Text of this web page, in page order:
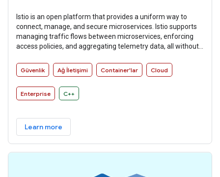
Istio is an open platform that provides a uniform way to
connect, manage, and secure microservices. Istio supports
managing traffic flows between microservices, enforcing
access policies, and aggregating telemetry data, all without
Güvenlik Ağ İletişimi Container'lar Cloud
Enterprise C++
Learn more